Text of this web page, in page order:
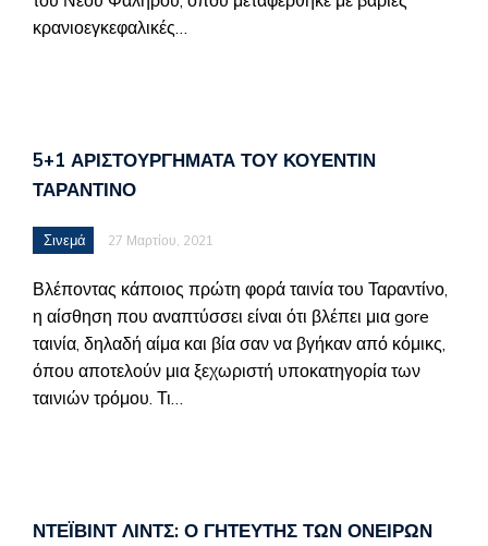
κρανιοεγκεφαλικές…
5+1 ΑΡΙΣΤΟΥΡΓΉΜΑΤΑ ΤΟΥ ΚΟΥΕΝΤΊΝ
ΤΑΡΑΝΤΊΝΟ
Σινεμά 27 Μαρτίου, 2021
Βλέποντας κάποιος πρώτη φορά ταινία του Ταραντίνο,
η αίσθηση που αναπτύσσει είναι ότι βλέπει μια gore
ταινία, δηλαδή αίμα και βία σαν να βγήκαν από κόμικς,
όπου αποτελούν μια ξεχωριστή υποκατηγορία των
ταινιών τρόμου. Τι…
ΝΤΈΙΒΙΝΤ ΛΙΝΤΣ: Ο ΓΗΤΕΥΤΉΣ ΤΩΝ ΟΝΕΊΡΩΝ